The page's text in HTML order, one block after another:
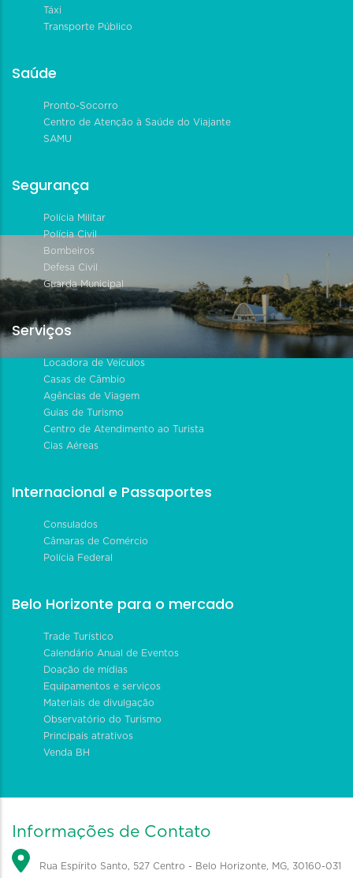
Táxi
Transporte Público
Saúde
Pronto-Socorro
Centro de Atenção à Saúde do Viajante
SAMU
Segurança
Polícia Militar
Polícia Civil
Bombeiros
Defesa Civil
Guarda Municipal
Serviços
Locadora de Veículos
Casas de Câmbio
Agências de Viagem
Guias de Turismo
Centro de Atendimento ao Turista
Cias Aéreas
Internacional e Passaportes
Consulados
Câmaras de Comércio
Polícia Federal
Belo Horizonte para o mercado
Trade Turístico
Calendário Anual de Eventos
Doação de mídias
Equipamentos e serviços
Materiais de divulgação
Observatório do Turismo
Principais atrativos
Venda BH
Informações de Contato
Rua Espírito Santo, 527 Centro - Belo Horizonte, MG, 30160-031